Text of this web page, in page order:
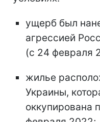
ущерб был
агрессией
(с 24 февраля
жилье
Украины,
оккупирована